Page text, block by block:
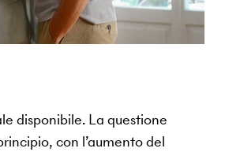
disponibile. La questione
con l’aumento del